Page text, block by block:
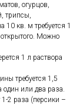
огурцов,
трипсы,
10 кв. м требуется 1
Можно
1 л раствора
требуется 1,5
один или два раза.
2 раза (персики –